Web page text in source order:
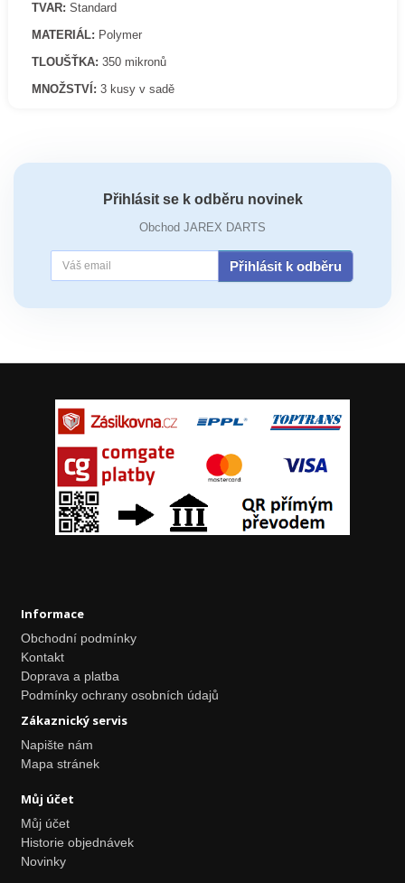
TVAR:Standard
MATERIÁL: Polymer
TLOUŠŤKA: 350 mikronů
MNOŽSTVÍ: 3 kusy v sadě
Přihlásit se k odběru novinek
Obchod JAREX DARTS
Přihlásit k odběru
Informace
Obchodní podmínky
Kontakt
Doprava a platba
Podmínky ochrany osobních údajů
Zákaznický servis
Napište nám
Mapa stránek
Můj účet
Můj účet
Historie objednávek
Novinky